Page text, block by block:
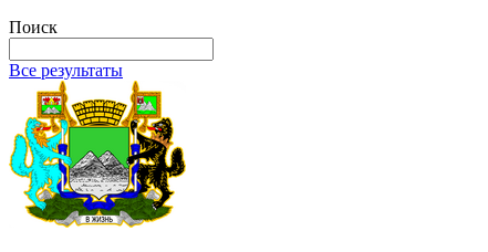
Поиск
Все результаты